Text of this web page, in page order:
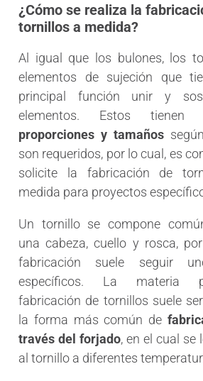
¿Cómo se realiza la
tornillos a medida?
Al igual que los bulones, los
elementos de sujeción que
principal función unir y
elementos. Estos tienen
proporciones y tamaños
son requeridos, por lo cual, es
solicite la fabricación de
medida para proyectos
Un tornillo se compone
una cabeza, cuello y rosca,
fabricación suele seguir
específicos. La materia
fabricación de tornillos suele
la forma más común de
través del forjado, en el cual se
al tornillo a diferentes